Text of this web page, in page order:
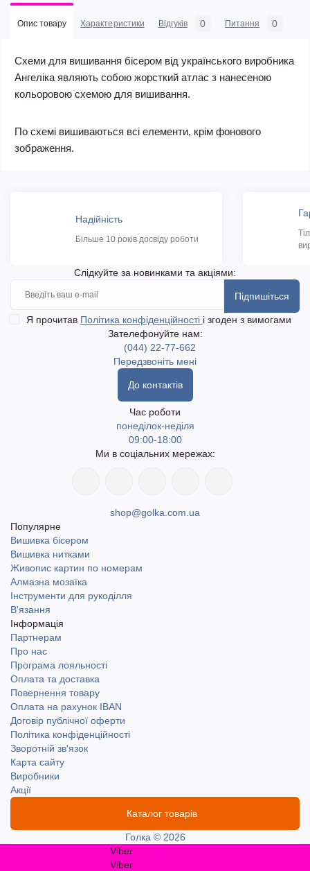
Опис товару Характеристики Відгуків 0 Питання 0
Схеми для вишивання бісером від українського виробника
Ангеліка являють собою жорсткий атлас з нанесеною
кольоровою схемою для вишивання.
По схемі вишиваються всі елементи, крім фонового
зображення.
Надійність
Більше 10 років досвіду роботи
Слідкуйте за новинками та акціями:
Підпишіться
Я прочитав Політика конфіденційності і згоден з вимогами
Зателефонуйте нам:
(044) 22-77-662
Передзвоніть мені
До контактів
Час роботи
понеділок-неділя
09:00-18:00
Ми в соціальних мережах:
shop@golka.com.ua
Популярне
Вишивка бісером
Вишивка нитками
Живопис картин по номерам
Алмазна мозаїка
Інструменти для рукоділля
В'язання
Інформація
Партнерам
Про нас
Програма лояльності
Оплата та доставка
Повернення товару
Оплата на рахунок IBAN
Договір публічної оферти
Політика конфіденційності
Зворотній зв'язок
Карта сайту
Виробники
Акції
Каталог товарів
Голка © 2026
Viber
Viber